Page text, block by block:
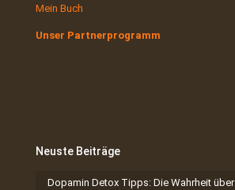
Mein Buch
Unser Partnerprogramm
Neuste Beiträge
Dopamin Detox Tipps: Die Wahrheit über